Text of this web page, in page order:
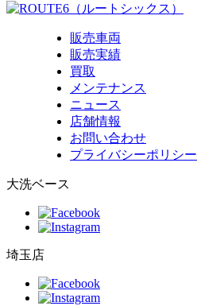
販売車両
販売実績
買取
メンテナンス
ニュース
店舗情報
お問い合わせ
プライバシーポリシー
大洗ベース
埼玉店